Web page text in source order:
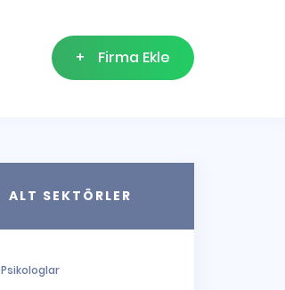
+ Firma Ekle
ALT SEKTÖRLER
Psikologlar